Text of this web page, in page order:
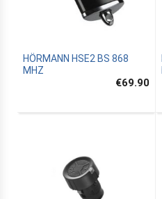
HÖRMANN HSE2 BS 868
MHZ
€69.90